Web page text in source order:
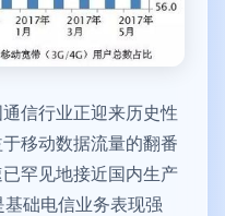
信行业正迎来历史性
移动数据流量的翻番
罕见地接近国内生产
础电信业务表现强